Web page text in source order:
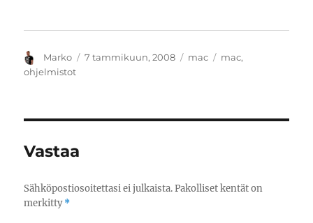
Kirjoittaja
Marko Julkaistu
7 tammikuun, 2008 Kategoriat
mac Avainsanat
mac,
ohjelmistot
Vastaa
Sähköpostiosoitettasi ei julkaista. Pakolliset kentät on
merkitty*